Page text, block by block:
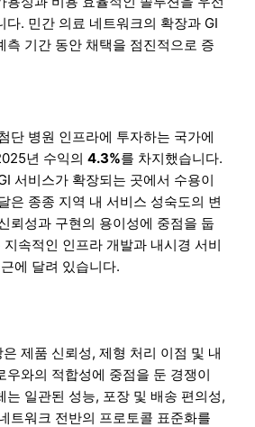
다. 민간 의료 네트워크의 확장과 GI
측 기간 동안 채택을 점진적으로 증
단 병원 인프라에 투자하는 국가에
년 수익의4.3%를 차지했습니다.
서비스가 확장되는 곳에서 수용이
은 종종 지역 내 서비스 성숙도의 변
뢰성과 구현의 용이성에 중점을 둡
속적인 인프라 개발과 내시경 서비
에 달려 있습니다.
제품 신뢰성, 제형 처리 이점 및 내
우와의 적합성에 중점을 둔 경쟁이
는 일관된 성능, 포장 및 배송 편의성,
트워크 전반의 프로토콜 표준화를